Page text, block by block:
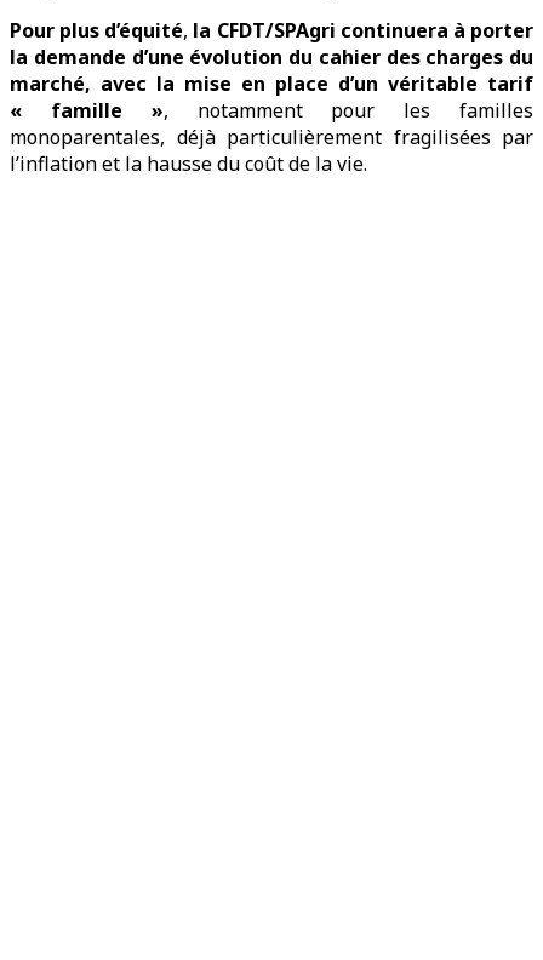
Pour plus d’équité, la CFDT/SPAgri continuera à porter
la demande d’une évolution du cahier des charges du
marché, avec la mise en place d’un véritable tarif
« famille », notamment pour les familles
monoparentales, déjà particulièrement fragilisées par
l’inflation et la hausse du coût de la vie.